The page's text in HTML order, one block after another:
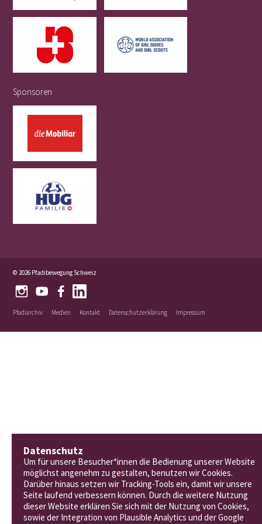
Sponsoren
© 2026 Pfadibewegung Schweiz
Pfadiarchiv Medien Kontakt Datenschutzerklärung Impressum
Datenschutz
Um für unsere Besucher*innen die Bedienung unserer Website
möglichst angenehm zu gestalten, benutzen wir Cookies.
Darüber hinaus setzen wir Tracking-Tools ein, damit wir unsere
Seite laufend verbessern können. Durch die weitere Nutzung
dieser Website erklären Sie sich mit der Nutzung von Cookies,
sowie der Integration von Plausible Analytics und der Google